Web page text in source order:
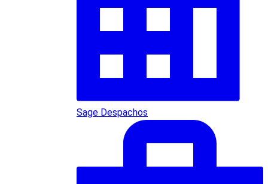
Sage Despachos